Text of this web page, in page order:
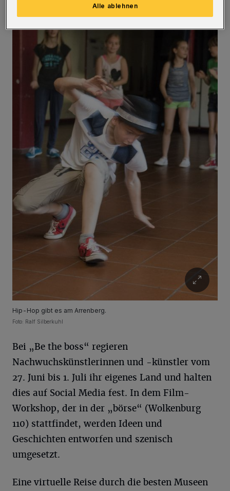
Hip-Hop gibt es am Arrenberg.
Foto: Ralf Silberkuhl
Bei „Be the boss“ regieren
Nachwuchskünstlerinnen und -künstler vom
27. Juni bis 1. Juli ihr eigenes Land und halten
dies auf Social Media fest. In dem Film-
Workshop, der in der „börse“ (Wolkenburg
110) stattfindet, werden Ideen und
Geschichten entworfen und szenisch
umgesetzt.
Eine virtuelle Reise durch die besten Museen
Alle ablehnen